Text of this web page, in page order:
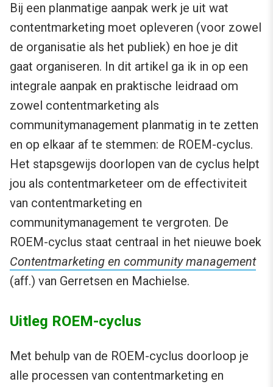
Bij een planmatige aanpak werk je uit wat
contentmarketing moet opleveren (voor zowel
de organisatie als het publiek) en hoe je dit
gaat organiseren. In dit artikel ga ik in op een
integrale aanpak en praktische leidraad om
zowel contentmarketing als
communitymanagement planmatig in te zetten
en op elkaar af te stemmen: de ROEM-cyclus.
Het stapsgewijs doorlopen van de cyclus helpt
jou als contentmarketeer om de effectiviteit
van contentmarketing en
communitymanagement te vergroten. De
ROEM-cyclus staat centraal in het nieuwe boek
Contentmarketing en community management
(aff.) van Gerretsen en Machielse.
Uitleg ROEM-cyclus
Met behulp van de ROEM-cyclus doorloop je
alle processen van contentmarketing en